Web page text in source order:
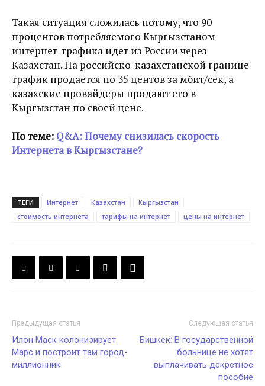
Такая ситуация сложилась потому, что 90
процентов потребляемого Кыргызстаном
интернет-трафика идет из России через
Казахстан. На российско-казахстанской границе
трафик продается по 35 центов за мбит/сек, а
казахские провайдеры продают его в
Кыргызстан по своей цене.
По теме: Q&A: Почему снизилась скорость
Интернета в Кыргызстане?
ТЕГИ Интернет Казахстан
Кыргызстан
стоимость интернета
тарифы на интернет цены на интернет
Предыдущая статья
Илон Маск колонизирует
Марс и построит там город-
миллионник
Следующая статья
Бишкек: В государственной
больнице не хотят
выплачивать декретное
пособие